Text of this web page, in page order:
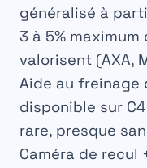
généralisé à
3 à 5%
valorisent (AXA,
Aide au freinage
disponible sur
rare, presque
Caméra de recul